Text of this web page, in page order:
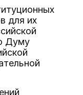
для их
Думу